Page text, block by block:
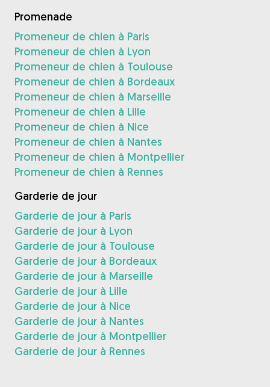
Promenade
Promeneur de chien à Paris
Promeneur de chien à Lyon
Promeneur de chien à Toulouse
Promeneur de chien à Bordeaux
Promeneur de chien à Marseille
Promeneur de chien à Lille
Promeneur de chien à Nice
Promeneur de chien à Nantes
Promeneur de chien à Montpellier
Promeneur de chien à Rennes
Garderie de jour
Garderie de jour à Paris
Garderie de jour à Lyon
Garderie de jour à Toulouse
Garderie de jour à Bordeaux
Garderie de jour à Marseille
Garderie de jour à Lille
Garderie de jour à Nice
Garderie de jour à Nantes
Garderie de jour à Montpellier
Garderie de jour à Rennes